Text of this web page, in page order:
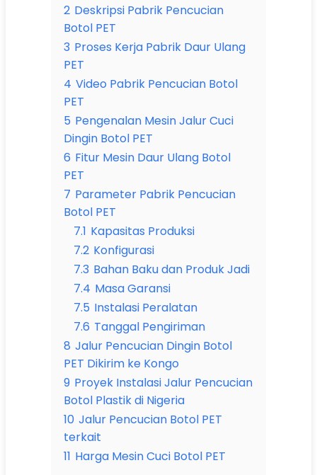
2 Deskripsi Pabrik Pencucian
Botol PET
3 Proses Kerja Pabrik Daur Ulang
PET
4 Video Pabrik Pencucian Botol
PET
5 Pengenalan Mesin Jalur Cuci
Dingin Botol PET
6 Fitur Mesin Daur Ulang Botol
PET
7 Parameter Pabrik Pencucian
Botol PET
7.1 Kapasitas Produksi
7.2 Konfigurasi
7.3 Bahan Baku dan Produk Jadi
7.4 Masa Garansi
7.5 Instalasi Peralatan
7.6 Tanggal Pengiriman
8 Jalur Pencucian Dingin Botol
PET Dikirim ke Kongo
9 Proyek Instalasi Jalur Pencucian
Botol Plastik di Nigeria
10 Jalur Pencucian Botol PET
terkait
11 Harga Mesin Cuci Botol PET